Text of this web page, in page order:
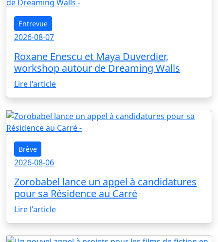
Entrevue
2026-08-07
Roxane Enescu et Maya Duverdier,
workshop autour de Dreaming Walls
Lire l'article
Brève
2026-08-06
Zorobabel lance un appel à candidatures
pour sa Résidence au Carré
Lire l'article